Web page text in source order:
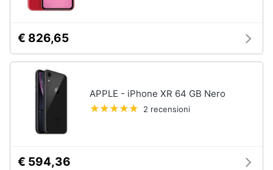
e
igiene
Beauty
infanzia
€ 826,65
APPLE - iPhone XR 64 GB Nero
2 recensioni
€ 594,36